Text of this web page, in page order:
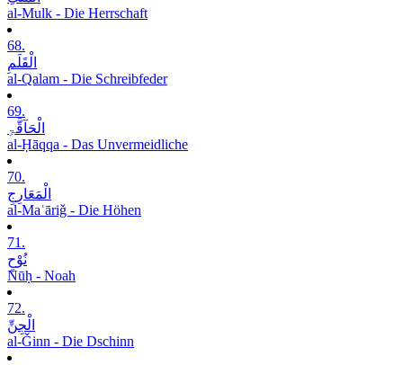
al-Mulk - Die Herrschaft
68.
الْقَلَمِ
al-Qalam - Die Schreibfeder
69.
الْحَآقَّۃِ
al-Ḥāqqa - Das Unvermeidliche
70.
الْمَعَارِجِ
al-Maʿāriǧ - Die Höhen
71.
نُوْحٍ
Nūḥ - Noah
72.
الْجِنِّ
al-Ǧinn - Die Dschinn